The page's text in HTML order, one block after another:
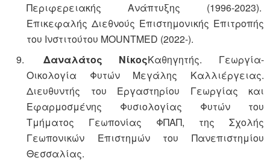
Περιφερειακής Ανάπτυξης (1996-2023).
Επικεφαλής Διεθνούς Επιστημονικής Επιτροπής
του Ινστιτούτου MOUNTMED (2022-).
Δαναλάτος ΝίκοςΚαθηγητής. Γεωργία-
Οικολογία Φυτών Μεγάλης Καλλιέργειας.
Διευθυντής του Εργαστηρίου Γεωργίας και
Εφαρμοσμένης Φυσιολογίας Φυτών του
Τμήματος Γεωπονίας ΦΠΑΠ, της Σχολής
Γεωπονικών Επιστημών του Πανεπιστημίου
Θεσσαλίας.